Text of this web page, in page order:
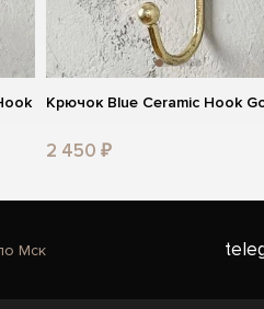
Крючок Blue Ceramic Hook
2 450 ₽
Мск